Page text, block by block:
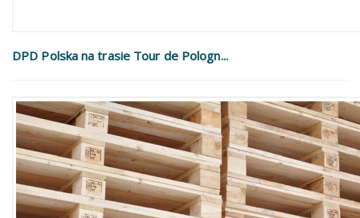
DPD Polska na trasie Tour de Pologn...